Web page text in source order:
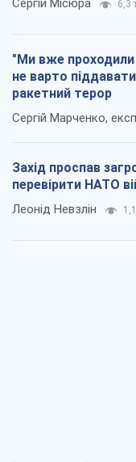
Сергій Місюра 6,3
"Ми вже проходили
не варто
ракетний терор
Сергій Марченко,
Захід проспав
перевірити НАТО
Леонід Невзлін